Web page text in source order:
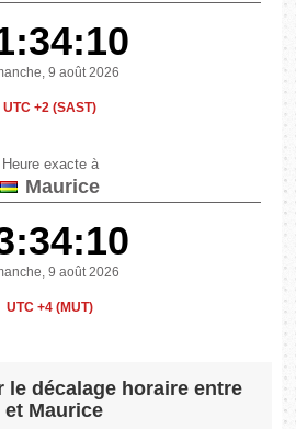
9 août 2026
UTC +2 (SAST)
Heure exacte à
Maurice
9 août 2026
UTC +4 (MUT)
le décalage horaire entre
et Maurice